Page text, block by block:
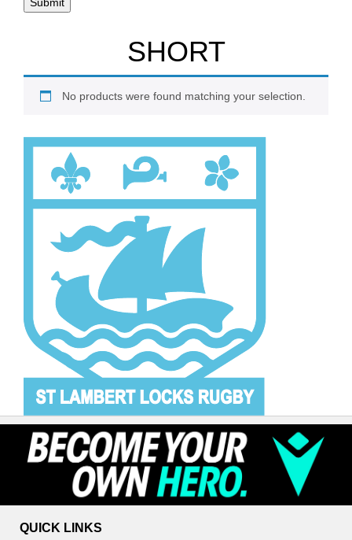
SHORT
No products were found matching your selection.
QUICK LINKS